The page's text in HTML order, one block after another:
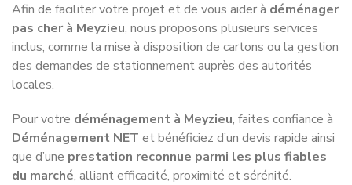
Meyzieu présente des spécificités locales qui influencent
directement le bon déroulement d’un déménagement à
Meyzieu: quartiers résidentiels, zones pavillonnaires,
immeubles collectifs, contraintes de stationnement ou
encore axes de circulation très fréquentés. Une entreprise
organisation pour garantir undéménagement rapide à
Meyzieu, efficace et sécurisé.